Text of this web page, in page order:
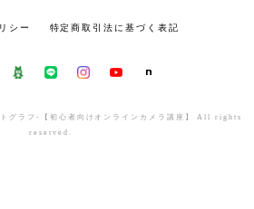
シー 特定商取引法に基づく表記
グラフ-【初心者向けオンラインカメラ講座】 All rights
reserved.